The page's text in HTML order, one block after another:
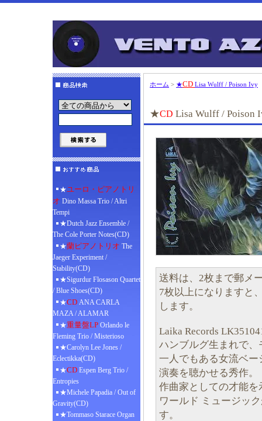
★ユーロ・ピアノトリ
オ Dino Massa Trio / Altri
Tempi
★Dutch Jazz Ensemble /
The Cole Porter Notes(CD)
★蘭ピアノトリオ The
Jaeger Experiment /
Stability(CD)
★Sigurdur Flosason Quartet
/ Blue Shoes(CD)
★CD ANA CARLA
MAZA / ALAMAR
★重量盤LP Orlando le
Fleming Trio / Misterioso
★Carolyn Lee Jones /
Eclectikka(CD)
★CD Espen Berg Trio /
Entropies
★Michele Papadia / Out of
Gravity(CD)
★Tommaso Starace Organ
ホーム > ★CD Lisa Wulff / Poison Ivy
★CD Lisa Wulff / Poison
送料は、2枚まで郵メ
7枚以上になりますと
します。
Laika Records
ハンブルグ生まれで
一人でもある女流ベ
演奏を聴かせる秀作。
作曲家としての才能
ワールド ミュージッ
す。